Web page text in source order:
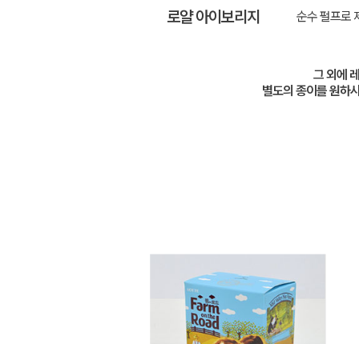
로얄 아이보리지 순수 펄프로
그 외에
별도의 종이를 원하